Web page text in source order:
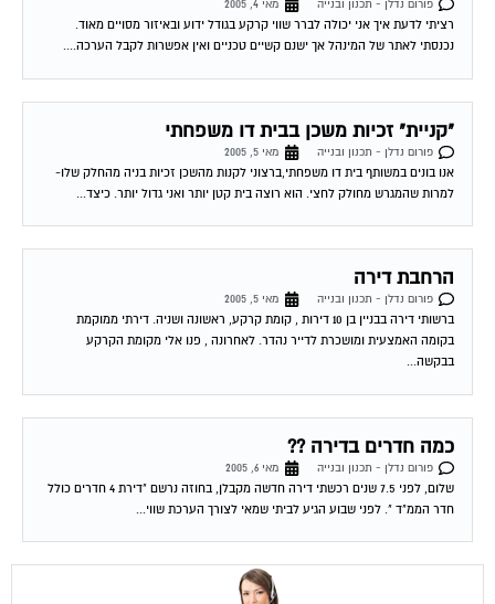
פורום נדלן - תכנון ובנייה
מאי 4, 2005
רציתי לדעת איך אני יכולה לברר שווי קרקע בגודל ידוע ובאיזור מסויים מאוד.
נכנסתי לאתר של המינהל אך ישנם קשיים טכניים ואין אפשרות לקבל הערכה....
"קניית" זכיות משכן בבית דו משפחתי
פורום נדלן - תכנון ובנייה
מאי 5, 2005
אנו בונים במשותף בית דו משפחתי,ברצוני לקנות מהשכן זכיות בניה מהחלק שלו-
למרות שהמגרש מחולק לחצי. הוא רוצה בית קטן יותר ואני גדול יותר. כיצד...
הרחבת דירה
פורום נדלן - תכנון ובנייה
מאי 5, 2005
ברשותי דירה בבניין בן 10 דירות , קומת קרקע, ראשונה ושניה. דירתי ממוקמת
בקומה האמצעית ומושכרת לדייר נהדר. לאחרונה , פנו אלי מקומת הקרקע
בבקשה...
כמה חדרים בדירה ??
פורום נדלן - תכנון ובנייה
מאי 6, 2005
שלום, לפני 7.5 שנים רכשתי דירה חדשה מקבלן, בחוזה נרשם "דירת 4 חדרים כולל
חדר הממ"ד ". לפני שבוע הגיע לביתי שמאי לצורך הערכת שווי...